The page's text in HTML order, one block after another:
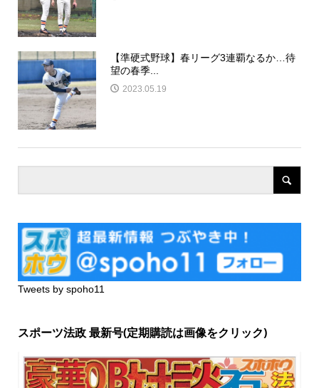
【準硬式野球】春リーグ3連覇なるか…待
望の春季...
2023.05.19
Tweets by spoho11
スポーツ法政 最新号(定期購読は画像をクリック)